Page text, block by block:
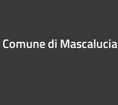
Comune di Mascalucia